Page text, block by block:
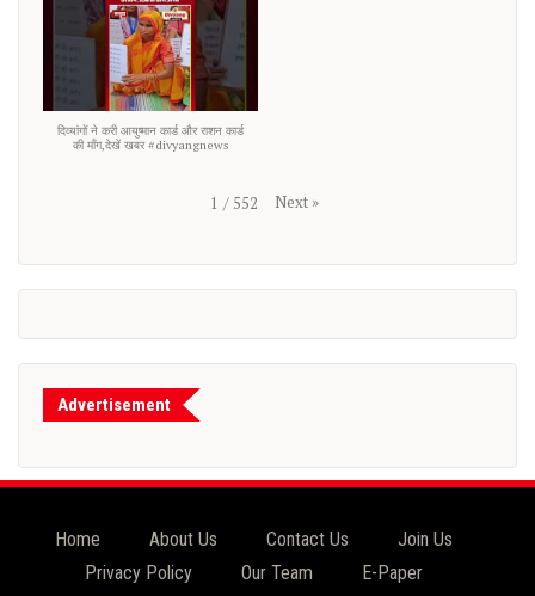
दिव्यांगों ने करी आयुष्मान कार्ड और राशन कार्ड
की माँग,देखें खबर #divyangnews
1 / 552 Next »
Advertisement
Home About Us Contact Us
Join Us
Privacy Policy
Our Team E-Paper